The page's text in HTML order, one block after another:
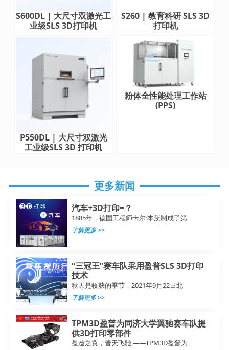
S600DL | 大尺寸双激光工
业级SLS 3D打印机
S260 | 教育科研 SLS 3D
打印机
P550DL | 大尺寸双激光
工业级SLS 3D 打印机
粉体全性能处理工作站
(PPS)
更多新闻
汽车+3D打印=？
1885年，德国工程师卡尔·本茨制成了第
了解更多 >>
“三冠王”赛车队采用盈普SLS 3D打印
技术
秋天是收获的季节，2021年9月22日北
了解更多 >>
TPM3D盈普为同济大学翼驰赛车队提
供3D打印零部件
盈造之翼，普天飞驰 ——TPM3D盈普为